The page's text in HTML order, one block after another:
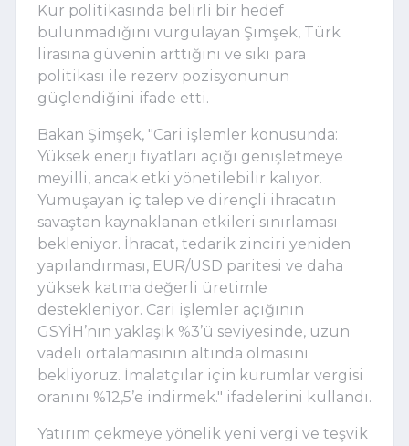
Kur politikasında belirli bir hedef
bulunmadığını vurgulayan Şimşek, Türk
lirasına güvenin arttığını ve sıkı para
politikası ile rezerv pozisyonunun
güçlendiğini ifade etti.
Bakan Şimşek, "Cari işlemler konusunda:
Yüksek enerji fiyatları açığı genişletmeye
meyilli, ancak etki yönetilebilir kalıyor.
Yumuşayan iç talep ve dirençli ihracatın
savaştan kaynaklanan etkileri sınırlaması
bekleniyor. İhracat, tedarik zinciri yeniden
yapılandırması, EUR/USD paritesi ve daha
yüksek katma değerli üretimle
destekleniyor. Cari işlemler açığının
GSYİH’nın yaklaşık %3’ü seviyesinde, uzun
vadeli ortalamasının altında olmasını
bekliyoruz. İmalatçılar için kurumlar vergisi
oranını %12,5’e indirmek." ifadelerini kullandı.
Yatırım çekmeye yönelik yeni vergi ve teşvik